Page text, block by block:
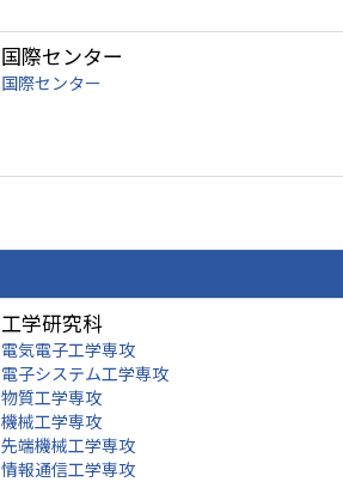
国際センター
国際センター
工学研究科
電気電子工学専攻
電子システム工学専攻
物質工学専攻
機械工学専攻
先端機械工学専攻
情報通信工学専攻